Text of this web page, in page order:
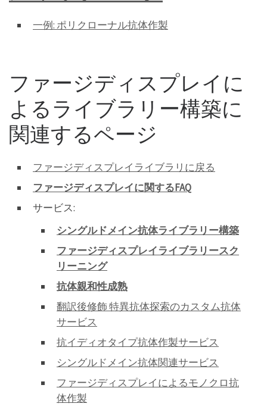
一例: ポリクローナル抗体作製
ファージディスプレイに
よるライブラリー構築に
関連するページ
ファージディスプレイライブラリに戻る
ファージディスプレイに関するFAQ
サービス:
シングルドメイン抗体ライブラリー構築
ファージディスプレイライブラリースク
リーニング
抗体親和性成熟
翻訳後修飾 特異抗体探索のカスタム抗体
サービス
抗イディオタイプ抗体作製サービス
シングルドメイン抗体関連サービス
ファージディスプレイによるモノクロ抗
体作製